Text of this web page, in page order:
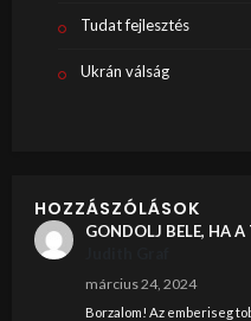
Tudat fejlesztés
Ukrán válság
HOZZÁSZÓLÁSOK
GONDOLJ BELE, HA A
március 24, 2024
Borzalom! Az emberiseg